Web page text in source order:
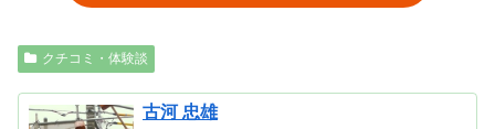
クチコミ・体験談
古河 忠雄